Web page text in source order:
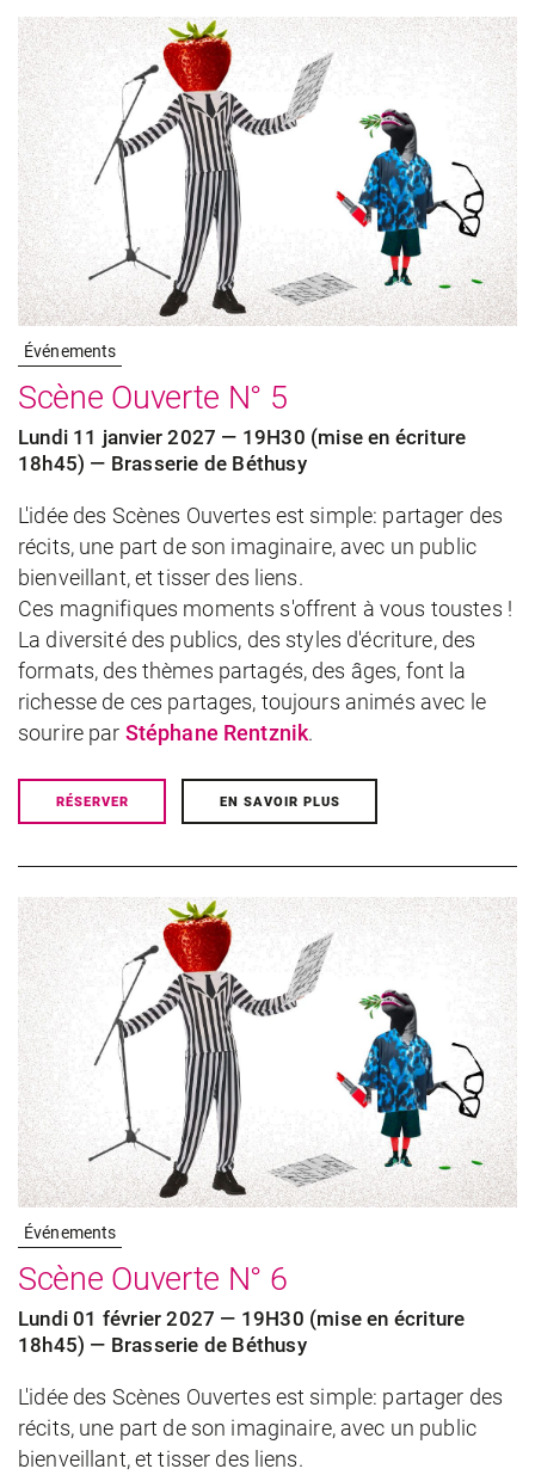
Événements
Scène Ouverte N° 5
Lundi 11 janvier 2027 — 19H30 (mise en écriture
18h45) — Brasserie de Béthusy
L'idée des Scènes Ouvertes est simple: partager des
récits, une part de son imaginaire, avec un public
bienveillant, et tisser des liens.
Ces magnifiques moments s'offrent à vous toustes !
La diversité des publics, des styles d'écriture, des
formats, des thèmes partagés, des âges, font la
richesse de ces partages, toujours animés avec le
sourire par Stéphane Rentznik.
RÉSERVER EN SAVOIR PLUS
Événements
Scène Ouverte N° 6
Lundi 01 février 2027 — 19H30 (mise en écriture
18h45) — Brasserie de Béthusy
L'idée des Scènes Ouvertes est simple: partager des
récits, une part de son imaginaire, avec un public
bienveillant, et tisser des liens.